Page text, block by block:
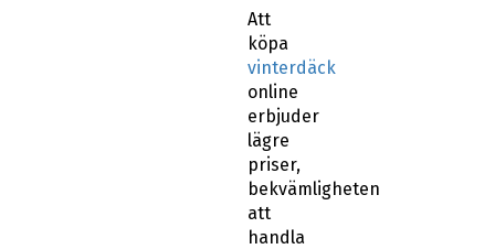
Att
köpa
vinterdäck
online
erbjuder
lägre
priser,
bekvämligheten
att
handla